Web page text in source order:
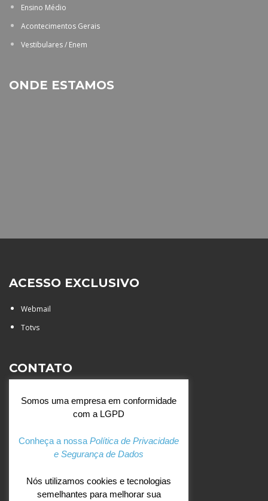
Ensino Médio
Acontecimentos Gerais
Vestibulares / Enem
ONDE ESTAMOS
ACESSO EXCLUSIVO
Webmail
Totvs
CONTATO
Santa Catarina - São José do
Rio Preto (SP)
+55 (17) 3354 7000
agostiniano@csj.g12.br
Somos uma empresa em conformidade
com a LGPD
Conheça a nossa Política de Privacidade
e Segurança de Dados
Nós utilizamos cookies e tecnologias
semelhantes para melhorar sua